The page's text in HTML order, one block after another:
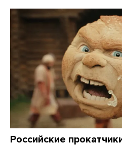
Российские